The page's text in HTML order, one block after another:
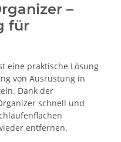
–
für
eine praktische Lösung
von Ausrüstung in
Dank der
schnell und
entfernen.